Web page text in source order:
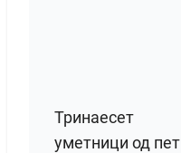
Тринаесет
уметници од пет